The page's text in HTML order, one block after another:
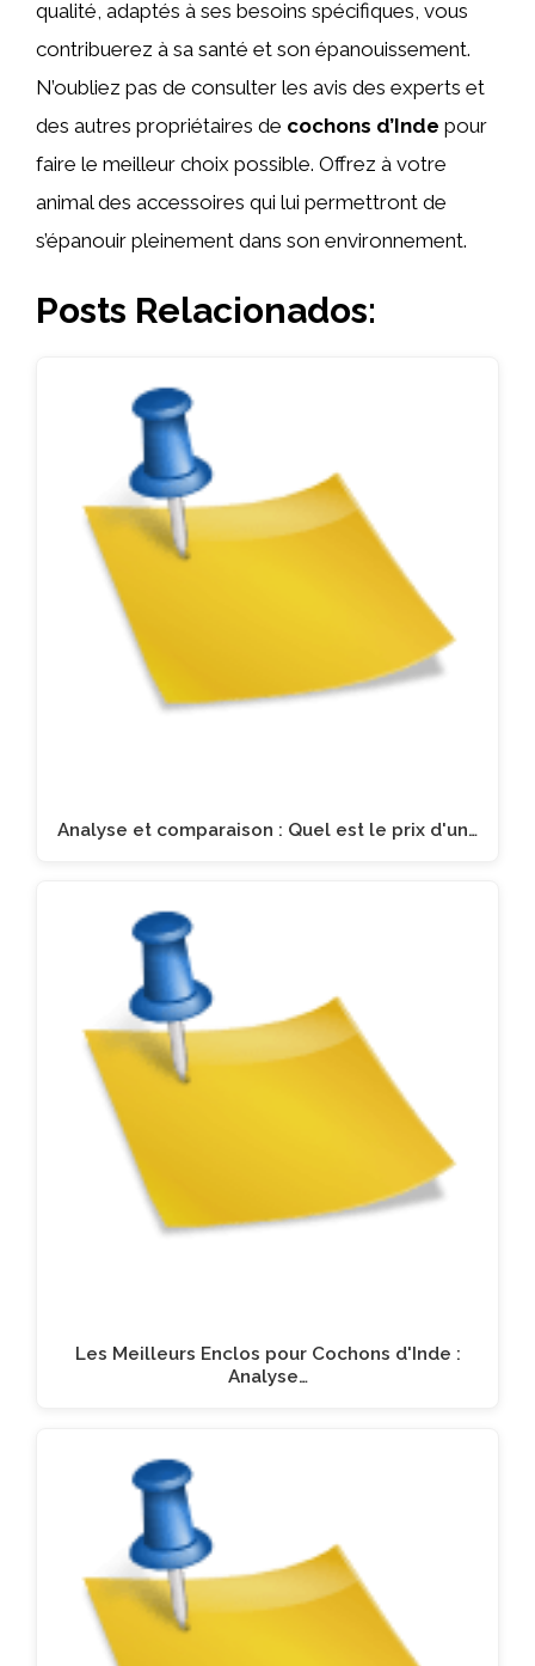
qualité, adaptés à ses besoins spécifiques, vous
contribuerez à sa santé et son épanouissement.
N’oubliez pas de consulter les avis des experts et
des autres propriétaires de cochons d’Inde pour
faire le meilleur choix possible. Offrez à votre
animal des accessoires qui lui permettront de
s’épanouir pleinement dans son environnement.
Posts Relacionados:
Analyse et comparaison : Quel est le prix d'un…
Les Meilleurs Enclos pour Cochons d'Inde :
Analyse…